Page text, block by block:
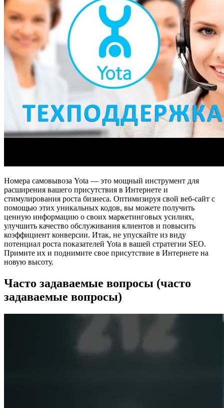
Номера самовывоза Yota — это мощный инструмент для
расширения вашего присутствия в Интернете и
стимулирования роста бизнеса. Оптимизируя свой веб-сайт с
помощью этих уникальных кодов, вы можете получить
ценную информацию о своих маркетинговых усилиях,
улучшить качество обслуживания клиентов и повысить
коэффициент конверсии. Итак, не упускайте из виду
потенциал роста показателей Yota в вашей стратегии SEO.
Примите их и поднимите свое присутствие в Интернете на
новую высоту.
Часто задаваемые вопросы (часто
задаваемые вопросы)